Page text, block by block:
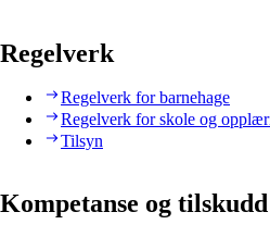
Regelverk
Regelverk for barnehage
Regelverk for skole og
Tilsyn
Kompetanse og tilskudd